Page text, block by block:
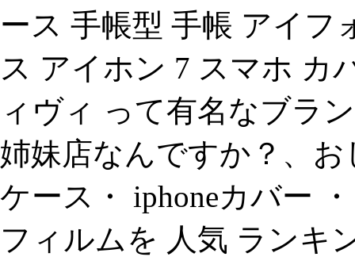
ース 手帳型 手帳 アイフ
ス アイホン 7 スマホ カ
ィヴィ って有名なブラ
姉妹店なんですか？、
ケース・ iphoneカバー
フィルムを 人気 ランキ